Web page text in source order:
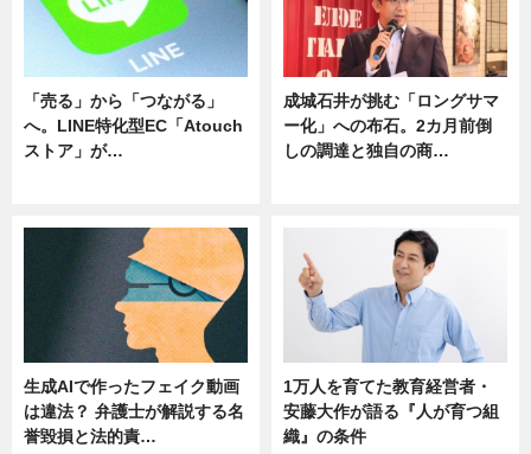
「売る」から「つながる」
へ。LINE特化型EC「Atouch
ストア」が…
成城石井が挑む「ロングサマ
ー化」への布石。2カ月前倒
しの調達と独自の商…
生成AIで作ったフェイク動画
は違法？ 弁護士が解説する名
誉毀損と法的責…
1万人を育てた教育経営者・
安藤大作が語る『人が育つ組
織』の条件